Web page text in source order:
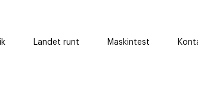
Landet runt Maskintest